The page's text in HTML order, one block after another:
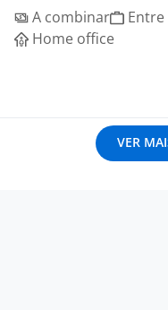
A combinar
Entre
Home office
VER